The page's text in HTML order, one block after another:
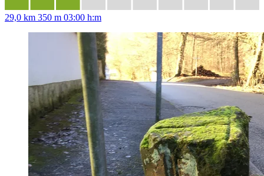
29,0 km 350 m 03:00 h:m